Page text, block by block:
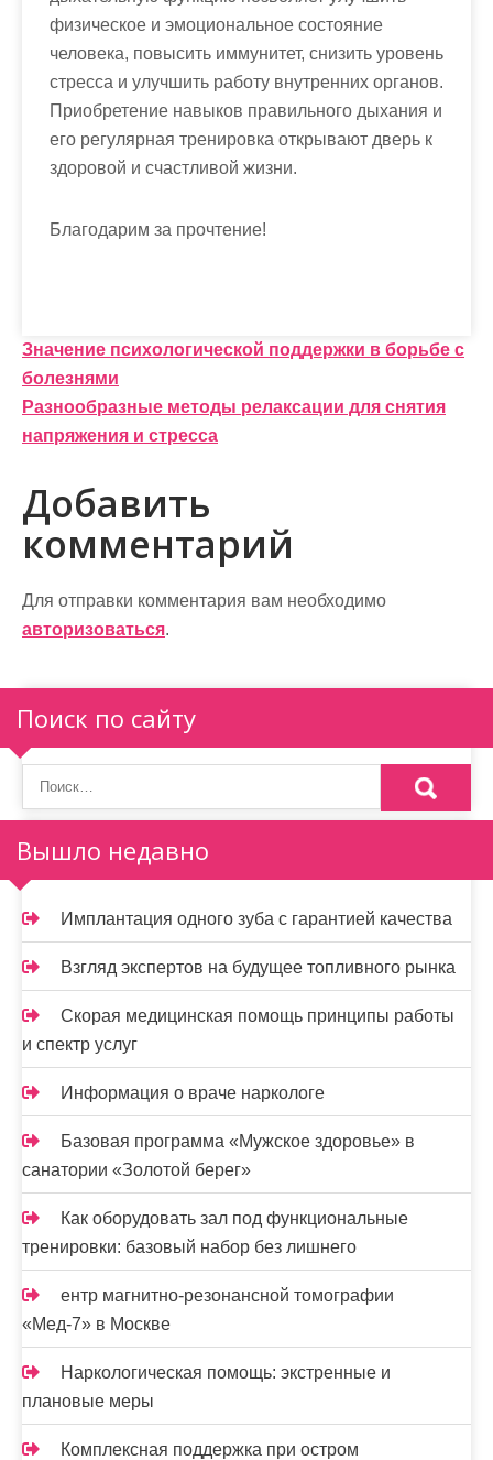
физическое и эмоциональное состояние
человека, повысить иммунитет, снизить уровень
стресса и улучшить работу внутренних органов.
Приобретение навыков правильного дыхания и
его регулярная тренировка открывают дверь к
здоровой и счастливой жизни.
Благодарим за прочтение!
Н
а
в
и
г
а
ц
и
я
п
о
з
а
п
и
с
я
м
Значение психологической поддержки в борьбе с
болезнями
Разнообразные методы релаксации для снятия
напряжения и стресса
Добавить
комментарий
Для отправки комментария вам необходимо
авторизоваться.
Поиск по сайту
Вышло недавно
Имплантация одного зуба с гарантией качества
Взгляд экспертов на будущее топливного рынка
Скорая медицинская помощь принципы работы
и спектр услуг
Информация о враче наркологе
Базовая программа «Мужское здоровье» в
санатории «Золотой берег»
Как оборудовать зал под функциональные
тренировки: базовый набор без лишнего
ентр магнитно-резонансной томографии
«Мед-7» в Москве
Наркологическая помощь: экстренные и
плановые меры
Комплексная поддержка при остром